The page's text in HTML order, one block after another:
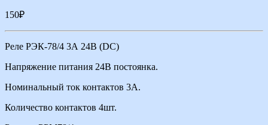
150₽
Реле РЭК-78/4 3А 24В (DС)
Напряжение питания 24В постоянка.
Номинальный ток контактов 3А.
Количество контактов 4шт.